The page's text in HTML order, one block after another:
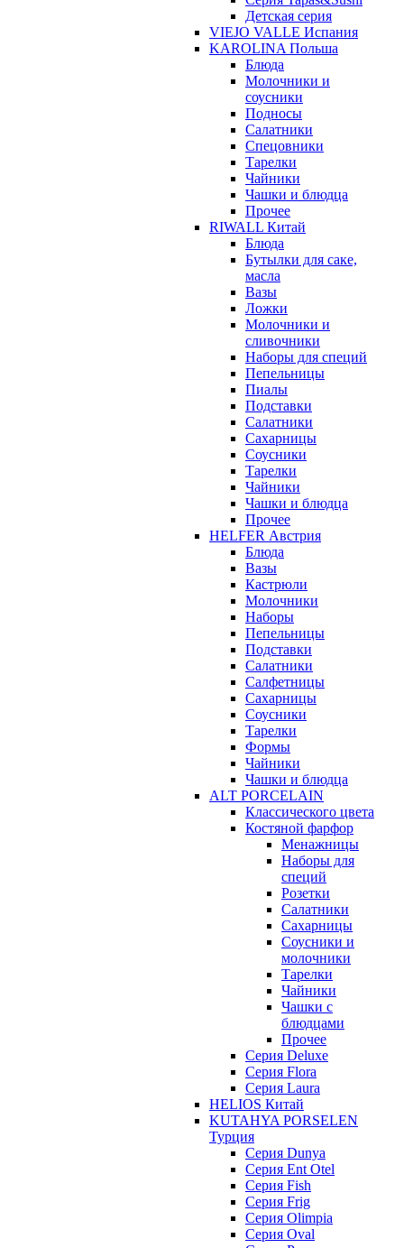
Детская серия
VIEJO VALLE Испания
KAROLINA Польша
Блюда
Молочники и
соусники
Подносы
Салатники
Спецовники
Тарелки
Чайники
Чашки и блюдца
Прочее
RIWALL Китай
Блюда
Бутылки для саке,
масла
Вазы
Ложки
Молочники и
сливочники
Наборы для специй
Пепельницы
Пиалы
Подставки
Салатники
Сахарницы
Соусники
Тарелки
Чайники
Чашки и блюдца
Прочее
HELFER Австрия
Блюда
Вазы
Кастрюли
Молочники
Наборы
Пепельницы
Подставки
Салатники
Салфетницы
Сахарницы
Соусники
Тарелки
Формы
Чайники
Чашки и блюдца
ALT PORCELAIN
Классического цвета
Костяной фарфор
Менажницы
Наборы для
специй
Розетки
Салатники
Сахарницы
Соусники и
молочники
Тарелки
Чайники
Чашки с
блюдцами
Прочее
Серия Deluxe
Серия Flora
Серия Laura
HELIOS Китай
KUTAHYA PORSELEN
Турция
Серия Dunya
Серия Ent Otel
Серия Fish
Серия Frig
Серия Olimpia
Серия Oval